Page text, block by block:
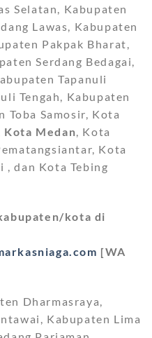
Selatan, Kabupaten
Lawas, Kabupaten
Pakpak Bharat,
Serdang Bedagai,
Tapanuli
Tengah, Kabupaten
Toba Samosir, Kota
Kota Medan, Kota
Kota
, dan Kota Tebing
kota di
[WA
Dharmasraya,
Kabupaten Lima